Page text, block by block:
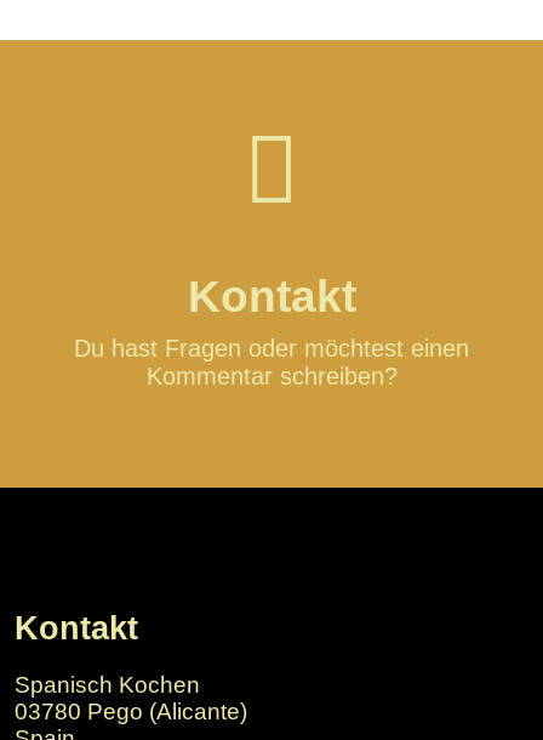
Kontakt
Du hast Fragen oder möchtest einen
Kommentar schreiben?
Kontakt
Spanisch Kochen
03780 Pego (Alicante)